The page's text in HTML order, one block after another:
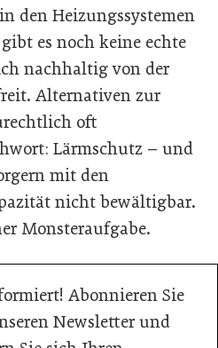
den Heizungssystemen
es noch keine echte
nachhaltig von der
Alternativen zur
oft
Lärmschutz – und
mit den
nicht bewältigbar.
Monsteraufgabe.
Abonnieren Sie
Newsletter und